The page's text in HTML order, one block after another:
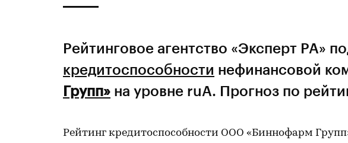
Рейтинговое агентство «Эксперт РА»
кредитоспособности нефинансовой
Групп» на уровне ruA. Прогноз по
Рейтинг кредитоспособности ООО «Биннофарм